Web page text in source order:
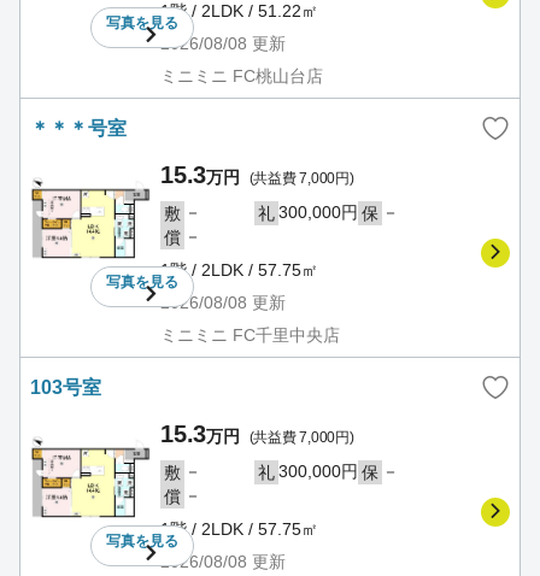
写真を見る
1階 / 2LDK / 51.22㎡
2026/08/08 更新
ミニミニ FC桃山台店
＊＊＊号室
写真を見る
15.3万円 (共益費 7,000円)
敷 － 礼300,000円 保 －
償 －
1階 / 2LDK / 57.75㎡
2026/08/08 更新
ミニミニ FC千里中央店
103号室
写真を見る
15.3万円 (共益費 7,000円)
敷 － 礼300,000円 保 －
償 －
1階 / 2LDK / 57.75㎡
2026/08/08 更新